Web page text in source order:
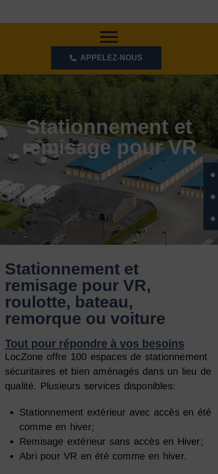
APPELEZ-NOUS
Stationnement et
remisage pour VR
ENTREPOSAGE
REMISAGE ROULOTTE
Stationnement et
remisage pour VR,
roulotte, bateau,
remorque ou voiture
Tout pour répondre à vos besoins
LocZone offre 100 espaces de stationnement
sécuritaires et bien aménagés dans un lieu de
qualité. Plusieurs services disponibles:
Stationnement extérieur avec accès en été
comme en hiver;
Remisage extérieur sans accès en Hiver;
Abri pour VR en été comme en hiver.